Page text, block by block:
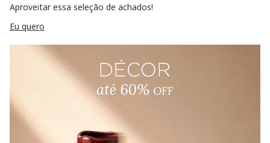
Aproveitar essa seleção de achados!
Eu quero